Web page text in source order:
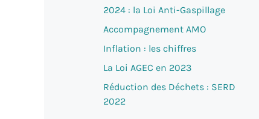
2024 : la Loi Anti-Gaspillage
Accompagnement AMO
Inflation : les chiffres
La Loi AGEC en 2023
Réduction des Déchets : SERD
2022